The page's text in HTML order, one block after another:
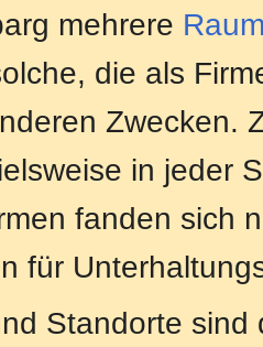
mehrere
die als
Zwecken.
in jeder
fanden sich
für
Standorte